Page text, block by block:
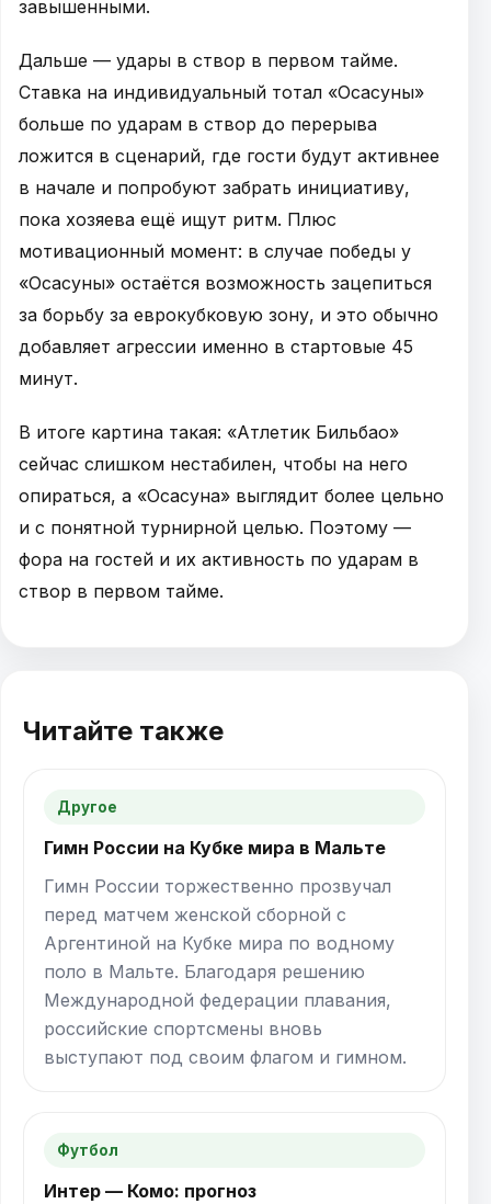
завышенными.
Дальше — удары в створ в первом тайме.
Ставка на индивидуальный тотал «Осасуны»
больше по ударам в створ до перерыва
ложится в сценарий, где гости будут активнее
в начале и попробуют забрать инициативу,
пока хозяева ещё ищут ритм. Плюс
мотивационный момент: в случае победы у
«Осасуны» остаётся возможность зацепиться
за борьбу за еврокубковую зону, и это обычно
добавляет агрессии именно в стартовые 45
минут.
В итоге картина такая: «Атлетик Бильбао»
сейчас слишком нестабилен, чтобы на него
опираться, а «Осасуна» выглядит более цельно
и с понятной турнирной целью. Поэтому —
фора на гостей и их активность по ударам в
створ в первом тайме.
Читайте также
Другое
Гимн России на Кубке мира в Мальте
Гимн России торжественно прозвучал
перед матчем женской сборной с
Аргентиной на Кубке мира по водному
поло в Мальте. Благодаря решению
Международной федерации плавания,
российские спортсмены вновь
выступают под своим флагом и гимном.
Футбол
Интер — Комо: прогноз